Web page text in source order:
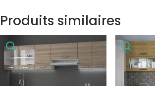
Produits similaires